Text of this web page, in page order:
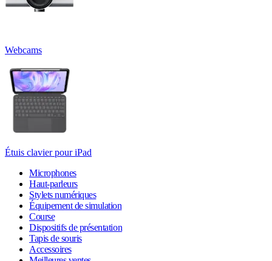
Webcams
Étuis clavier pour iPad
Microphones
Haut-parleurs
Stylets numériques
Équipement de simulation
Course
Dispositifs de présentation
Tapis de souris
Accessoires